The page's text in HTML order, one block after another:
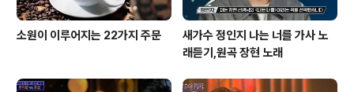
소원이 이루어지는 22가지 주문
새가수 정인지 나는 너를 가사 노
래듣기,원곡 장현 노래